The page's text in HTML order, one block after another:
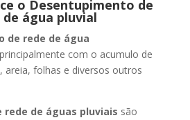
o Desentupimento de
de água pluvial
de rede de água
com o acumulo de
areia, folhas e diversos outros
de águas pluviais são